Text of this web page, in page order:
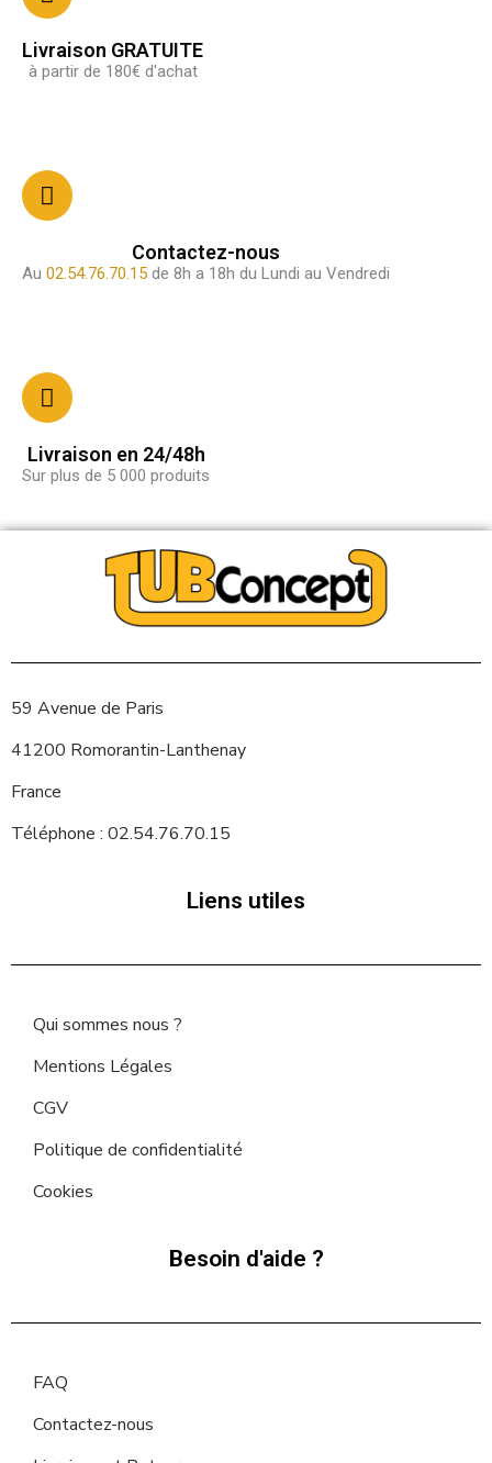
Livraison GRATUITE
à partir de 180€ d'achat
Contactez-nous
Au 02.54.76.70.15 de 8h a 18h du Lundi au Vendredi
Livraison en 24/48h
Sur plus de 5 000 produits
59 Avenue de Paris
41200 Romorantin-Lanthenay
France
Téléphone : 02.54.76.70.15
Liens utiles
Qui sommes nous ?
Mentions Légales
CGV
Politique de confidentialité
Cookies
Besoin d'aide ?
FAQ
Contactez-nous